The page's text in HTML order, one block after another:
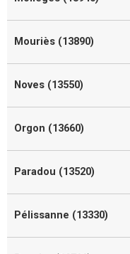
Mouriès (13890)
Noves (13550)
Orgon (13660)
Paradou (13520)
Pélissanne (13330)